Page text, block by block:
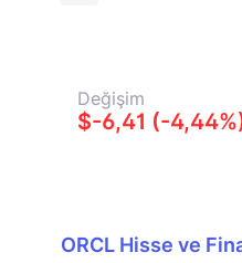
Değişim
$-6,41 (-
ORCL Hisse ve